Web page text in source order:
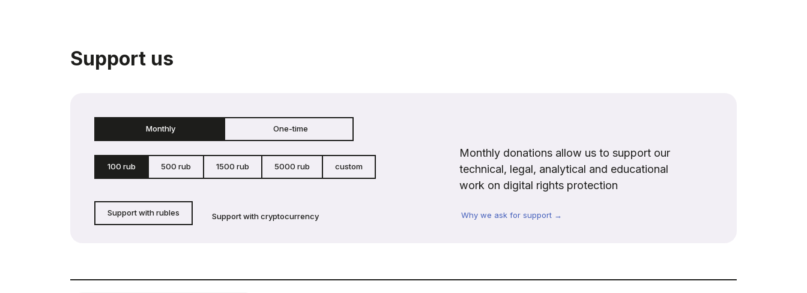
Support us
Monthly One-time
100 rub 500 rub 1500 rub 5000 rub custom
Support with rubles Support with cryptocurrency
Monthly donations allow us to support our
technical, legal, analytical and educational
work on digital rights protection
Why we ask for support →